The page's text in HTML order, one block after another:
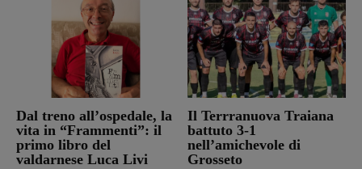
Dal treno all’ospedale, la
vita in “Frammenti”: il
primo libro del
valdarnese Luca Livi
Il Terrranuova Traiana
battuto 3-1
nell’amichevole di
Grosseto